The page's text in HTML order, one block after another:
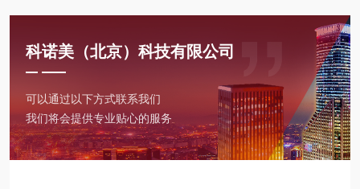
科诺美（北京）科技有限公司
可以通过以下方式联系我们
我们将会提供专业贴心的服务